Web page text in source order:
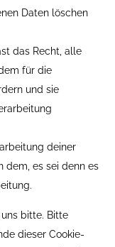
Daten löschen
das Recht, alle
für die
und sie
deiner
dem, es sei denn es
bitte. Bitte
dieser Cookie-